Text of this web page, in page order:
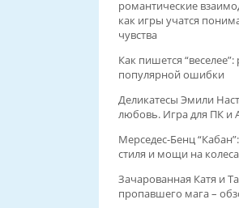
романтические
как игры учатся
чувства
Как пишется
популярной ошибки
Деликатесы Эмили
любовь. Игра для ПК и
Мерседес-Бенц
стиля и мощи на
Зачарованная Катя и
пропавшего мага –